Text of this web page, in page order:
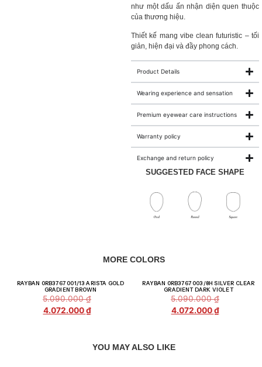
như một dấu ấn nhận diện quen thuộc
của thương hiệu.
Thiết kế mang vibe clean futuristic – tối
giản, hiện đại và đầy phong cách.
Product Details
Wearing experience and sensation
Premium eyewear care instructions
Warranty policy
Exchange and return policy
SUGGESTED FACE SHAPE
MORE COLORS
RAYBAN 0RB3767 001/13 ARISTA GOLD
GRADIENT BROWN
5.090.000₫
4.072.000₫
RAYBAN 0RB3767 003/8H SILVER CLEAR
GRADIENT DARK VIOLET
5.090.000₫
4.072.000₫
YOU MAY ALSO LIKE